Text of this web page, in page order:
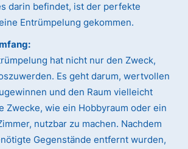
darin befindet, ist der perfekte
Entrümpelung gekommen.
hat nicht nur den Zweck,
Es geht darum, wertvollen
und den Raum vielleicht
Zwecke, wie ein Hobbyraum oder ein
nutzbar zu machen. Nachdem
Gegenstände entfernt wurden,